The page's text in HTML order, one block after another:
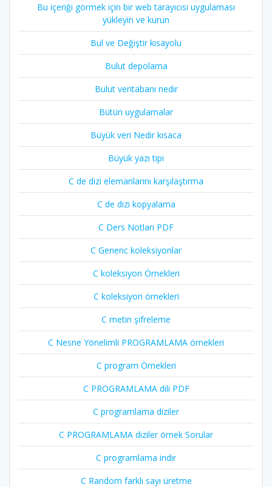
Bu içeriği görmek için bir web tarayıcısı uygulaması
yükleyin ve kurun
Bul ve Değiştir kısayolu
Bulut depolama
Bulut veritabanı nedir
Bütün uygulamalar
Büyük veri Nedir kısaca
Büyük yazı tipi
C de dizi elemanlarını karşılaştırma
C de dizi kopyalama
C Ders Notları PDF
C Generic koleksiyonlar
C koleksiyon Örnekleri
C koleksiyon örnekleri
C metin şifreleme
C Nesne Yönelimli PROGRAMLAMA örnekleri
C program Örnekleri
C PROGRAMLAMA dili PDF
C programlama diziler
C PROGRAMLAMA diziler örnek Sorular
C programlama indir
C Random farklı sayı üretme